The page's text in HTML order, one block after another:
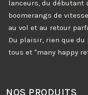
lanceurs, du débutant
boomerangs de
au vol et au retour
Du plaisir, rien que du
tous et "many happy
NOS PRODUITS